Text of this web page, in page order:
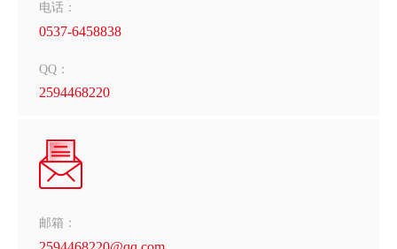
电话：
0537-6458838
QQ：
2594468220
邮箱：